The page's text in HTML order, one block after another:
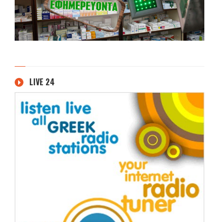
LIVE 24